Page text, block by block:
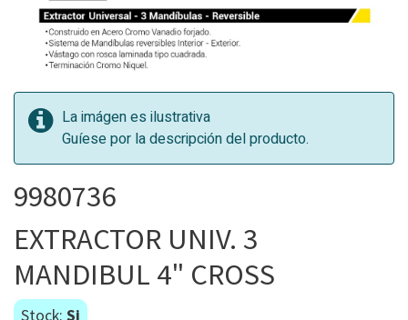
La imágen es ilustrativa
Guíese por la descripción del producto.
9980736
EXTRACTOR UNIV. 3
MANDIBUL 4" CROSS
Stock: Si